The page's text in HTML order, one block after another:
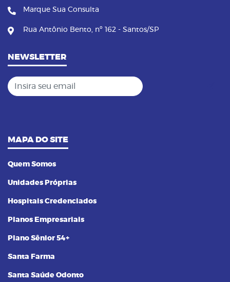
Marque Sua Consulta
Rua Antônio Bento, nº 162 - Santos/SP
NEWSLETTER
Insira seu email
MAPA DO SITE
Quem Somos
Unidades Próprias
Hospitais Credenciados
Planos Empresariais
Plano Sênior 54+
Santa Farma
Santa Saúde Odonto